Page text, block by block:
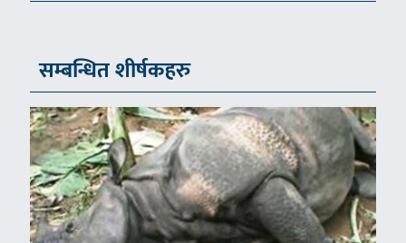
सम्बन्धित शीर्षकहरु